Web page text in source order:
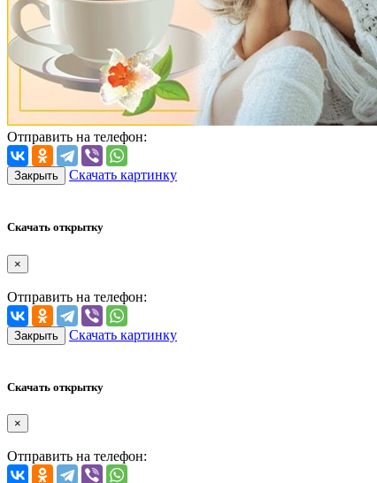
Отправить на телефон:
Закрыть Скачать картинку
Скачать открытку
×
Отправить на телефон:
Закрыть Скачать картинку
Скачать открытку
×
Отправить на телефон: